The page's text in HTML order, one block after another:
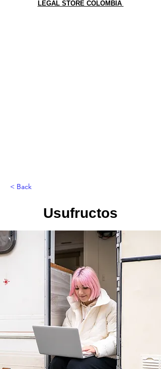
LEGAL STORE COLOMBIA
< Back
Usufructos